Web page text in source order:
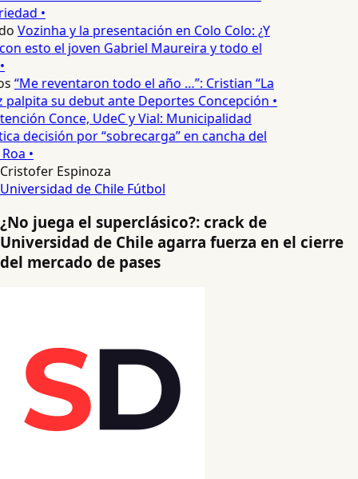
•
Vozinha y la presentación en Colo Colo: ¿Y
esto el joven Gabriel Maureira y todo el
“Me reventaron todo el año …”: Cristian “La
su debut ante Deportes Concepción •
Conce, UdeC y Vial: Municipalidad
decisión por “sobrecarga” en cancha del
•
Cristofer Espinoza
Universidad de Chile Fútbol
¿No juega el superclásico?: crack de
Universidad de Chile agarra fuerza en el cierre
del mercado de pases